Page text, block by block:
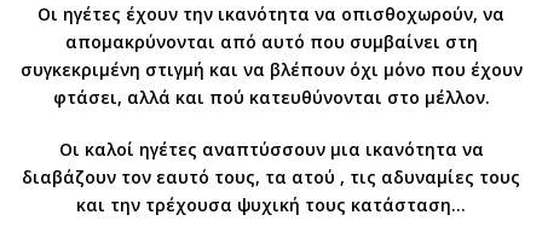
Οι ηγέτες έχουν την ικανότητα να οπισθοχωρούν, να
απομακρύνονται από αυτό που συμβαίνει στη
συγκεκριμένη στιγμή και να βλέπουν όχι μόνο που έχουν
φτάσει, αλλά και πού κατευθύνονται στο μέλλον.
Οι καλοί ηγέτες αναπτύσσουν μια ικανότητα να
διαβάζουν τον εαυτό τους, τα ατού , τις αδυναμίες τους
και την τρέχουσα ψυχική τους κατάσταση…